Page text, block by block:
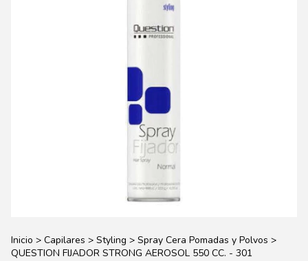
Inicio > Capilares > Styling > Spray Cera Pomadas y Polvos >
QUESTION FIJADOR STRONG AEROSOL 550 CC. - 301